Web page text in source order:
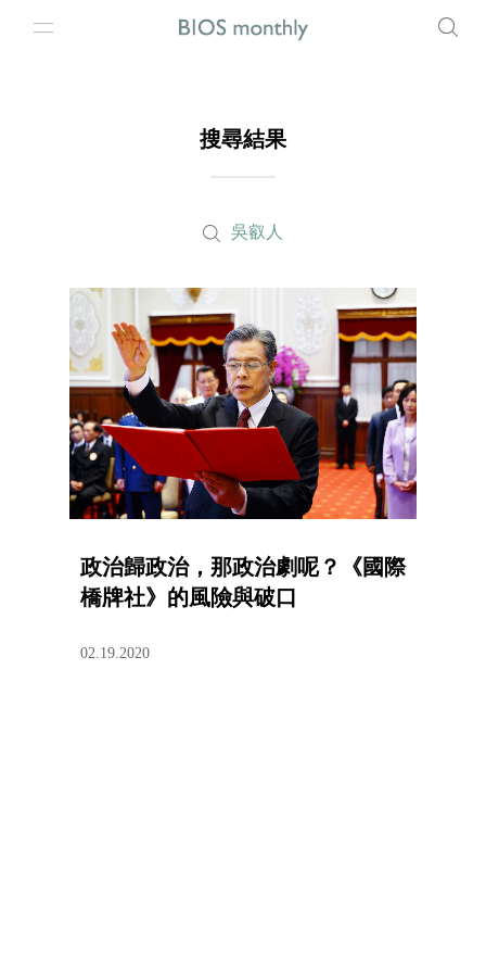
搜尋結果
吳叡人
政治歸政治，那政治劇呢？《國際
橋牌社》的風險與破口
02.19.2020